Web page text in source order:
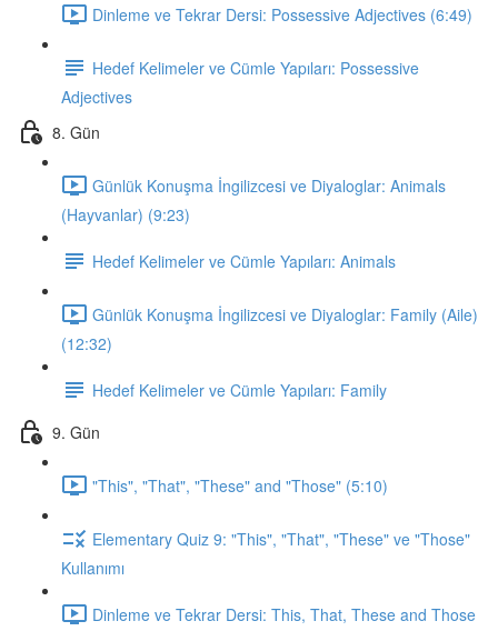
Dinleme ve Tekrar Dersi: Possessive Adjectives (6:49)
Hedef Kelimeler ve Cümle Yapıları: Possessive
Adjectives
8. Gün
Günlük Konuşma İngilizcesi ve Diyaloglar: Animals
(Hayvanlar) (9:23)
Hedef Kelimeler ve Cümle Yapıları: Animals
Günlük Konuşma İngilizcesi ve Diyaloglar: Family (Aile)
(12:32)
Hedef Kelimeler ve Cümle Yapıları: Family
9. Gün
"This", "That", "These" and "Those" (5:10)
Elementary Quiz 9: "This", "That", "These" ve "Those"
Kullanımı
Dinleme ve Tekrar Dersi: This, That, These and Those